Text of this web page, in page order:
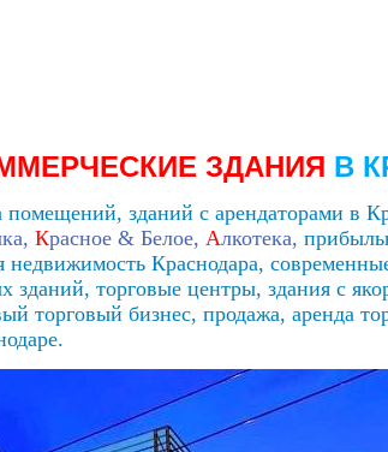
ЗДАНИЯ В
зданий с арендаторами в
Красное & Белое, Алкотека,
Краснодара,
торговые центры, здания с
торговый бизнес, продажа, аренда